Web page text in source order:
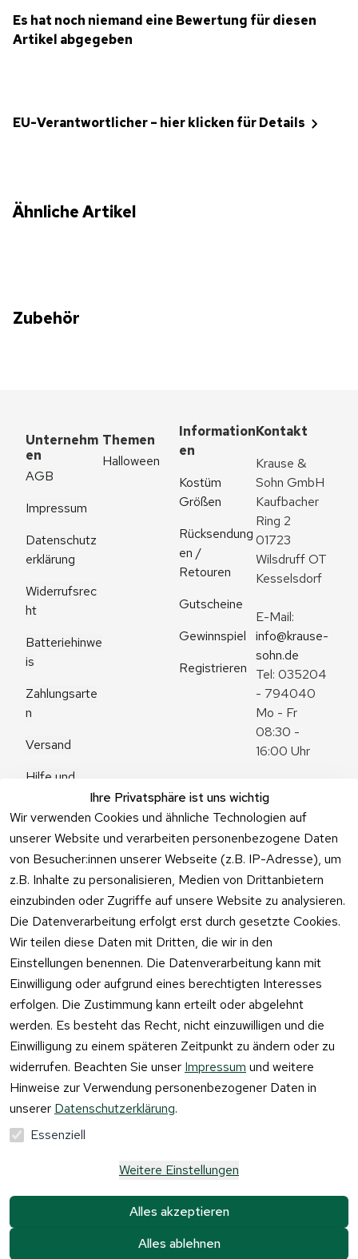
Es hat noch niemand eine Bewertung für diesen
Artikel abgegeben
EU-Verantwortlicher – hier klicken für Details
Ähnliche Artikel
Zubehör
Ihre Privatsphäre ist uns wichtig
Wir verwenden Cookies und ähnliche Technologien auf
unserer Website und verarbeiten personenbezogene Daten
von Besucher:innen unserer Webseite (z.B. IP-Adresse), um
z.B. Inhalte zu personalisieren, Medien von Drittanbietern
einzubinden oder Zugriffe auf unsere Website zu analysieren.
Die Datenverarbeitung erfolgt erst durch gesetzte Cookies.
Wir teilen diese Daten mit Dritten, die wir in den
Einstellungen benennen. Die Datenverarbeitung kann mit
Einwilligung oder aufgrund eines berechtigten Interesses
erfolgen. Die Zustimmung kann erteilt oder abgelehnt
werden. Es besteht das Recht, nicht einzuwilligen und die
Einwilligung zu einem späteren Zeitpunkt zu ändern oder zu
widerrufen. Beachten Sie unser Impressum und weitere
Hinweise zur Verwendung personenbezogener Daten in
unserer Datenschutzerklärung.
Essenziell
Weitere Einstellungen
Alles akzeptieren
Alles ablehnen
Unternehm
en
AGB
Impressum
Datenschutz
erklärung
Widerrufsrec
ht
Batteriehinwe
is
Zahlungsarte
n
Versand
Hilfe und
Fragen
Themen
Halloween
Information
en
Kostüm
Größen
Rücksendung
en /
Retouren
Gutscheine
Gewinnspiel
Registrieren
Kontakt
Krause &
Sohn GmbH
Kaufbacher
Ring 2
01723
Wilsdruff OT
Kesselsdorf
info@krause-
sohn.de
Tel: 035204
- 794040
Mo - Fr
08:30 -
16:00 Uhr
Zum
Kontaktformu
lar
Vertrag
widerrufen
Mehrwertsteuer und zzgl. Versandkosten und
Krause & Sohn GmbH Kaufbacher Ring 2 01723